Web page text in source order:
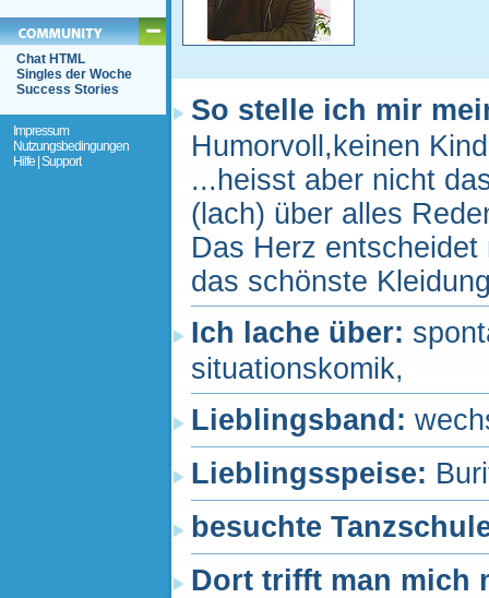
Chat HTML
Singles der Woche
Success Stories
Impressum
Nutzungsbedingungen
Hilfe | Support
So stelle ich mir
Humorvoll,keinen
...heisst aber nicht
(lach) über alles
Das Herz
das schönste
Ich lache über:
situationskomik,
Lieblingsband:
Lieblingsspeise:
besuchte
Dort trifft man mich